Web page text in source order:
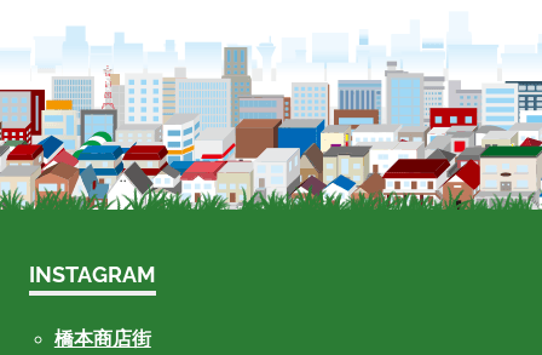
INSTAGRAM
橋本商店街